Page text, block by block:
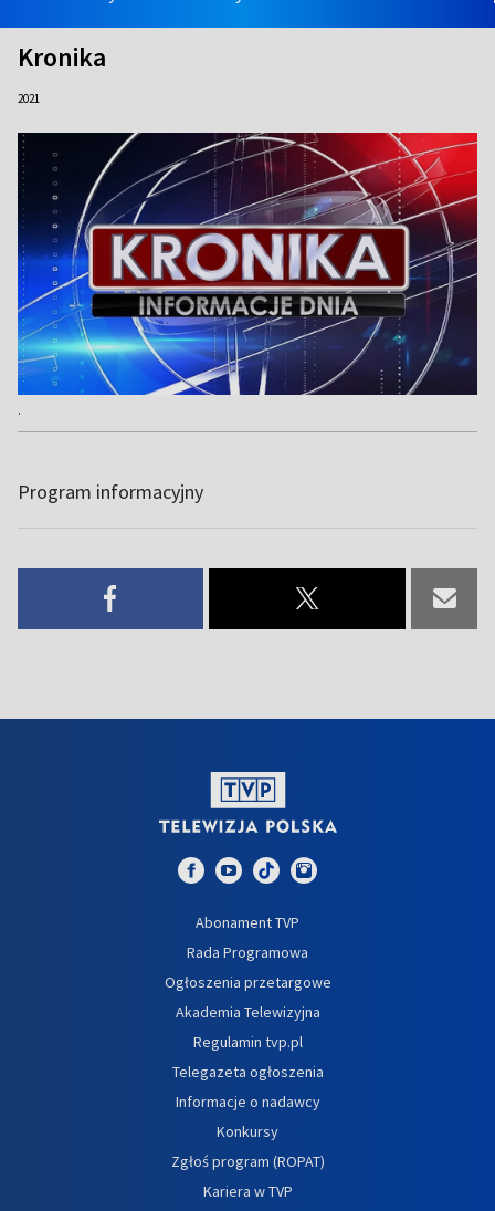
Kronika
2021
.
Program informacyjny
Abonament TVP
Rada Programowa
Ogłoszenia przetargowe
Akademia Telewizyjna
Regulamin tvp.pl
Telegazeta ogłoszenia
Informacje o nadawcy
Konkursy
Zgłoś program (ROPAT)
Kariera w TVP